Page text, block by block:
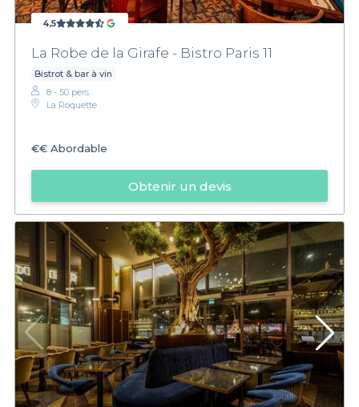
4,5
La Robe de la Girafe - Bistro Paris 11
Bistrot & bar à vin
8 - 50 pers.
La Roquette
€€ Abordable
Obtenir un devis